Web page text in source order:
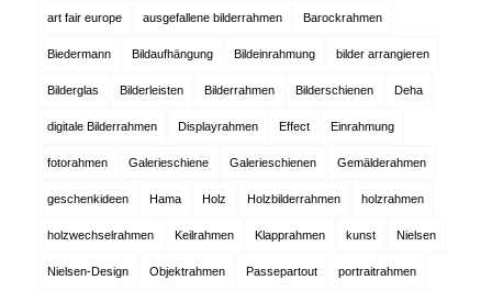
art fair europe ausgefallene bilderrahmen Barockrahmen
Biedermann Bildaufhängung Bildeinrahmung bilder arrangieren
Bilderglas Bilderleisten Bilderrahmen Bilderschienen Deha
digitale Bilderrahmen Displayrahmen Effect Einrahmung
fotorahmen Galerieschiene Galerieschienen Gemälderahmen
geschenkideen Hama Holz Holzbilderrahmen holzrahmen
holzwechselrahmen Keilrahmen Klapprahmen kunst Nielsen
Nielsen-Design Objektrahmen Passepartout portraitrahmen